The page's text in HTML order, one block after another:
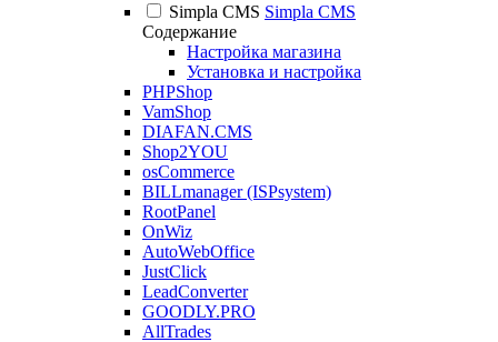
Simpla CMS Simpla CMS
Содержание
Настройка магазина
Установка и настройка
PHPShop
VamShop
DIAFAN.CMS
Shop2YOU
osCommerce
BILLmanager (ISPsystem)
RootPanel
OnWiz
AutoWebOffice
JustClick
LeadConverter
GOODLY.PRO
AllTrades